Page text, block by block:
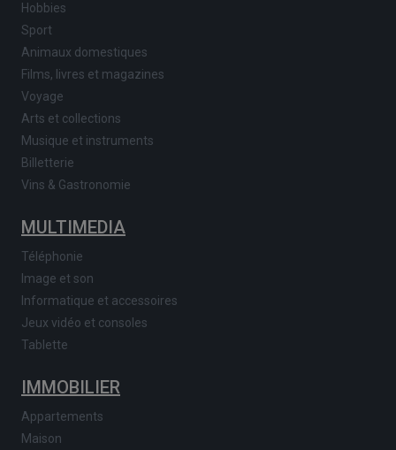
Hobbies
Sport
Animaux domestiques
Films, livres et magazines
Voyage
Arts et collections
Musique et instruments
Billetterie
Vins & Gastronomie
MULTIMEDIA
Téléphonie
Image et son
Informatique et accessoires
Jeux vidéo et consoles
Tablette
IMMOBILIER
Appartements
Maison